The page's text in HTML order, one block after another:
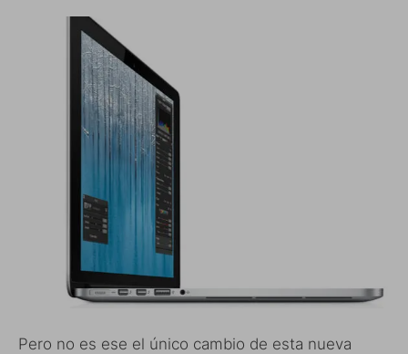
Pero no es ese el único cambio de esta nueva